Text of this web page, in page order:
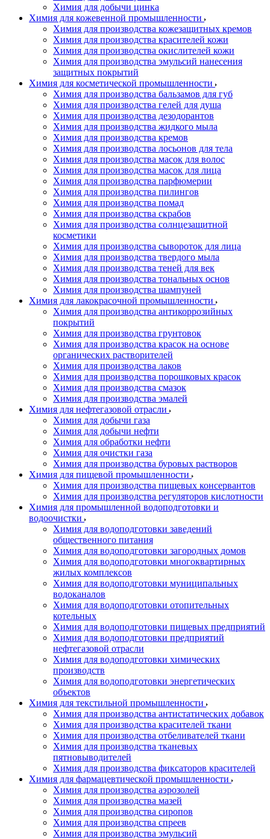
Химия для добычи цинка
Химия для кожевенной промышленности
Химия для производства кожезащитных кремов
Химия для производства красителей кожи
Химия для производства окислителей кожи
Химия для производства эмульсий нанесения
защитных покрытий
Химия для косметической промышленности
Химия для производства бальзамов для губ
Химия для производства гелей для душа
Химия для производства дезодорантов
Химия для производства жидкого мыла
Химия для производства кремов
Химия для производства лосьонов для тела
Химия для производства масок для волос
Химия для производства масок для лица
Химия для производства парфюмерии
Химия для производства пилингов
Химия для производства помад
Химия для производства скрабов
Химия для производства солнцезащитной
косметики
Химия для производства сывороток для лица
Химия для производства твердого мыла
Химия для производства теней для век
Химия для производства тональных основ
Химия для производства шампуней
Химия для лакокрасочной промышленности
Химия для производства антикоррозийных
покрытий
Химия для производства грунтовок
Химия для производства красок на основе
органических растворителей
Химия для производства лаков
Химия для производства порошковых красок
Химия для производства смазок
Химия для производства эмалей
Химия для нефтегазовой отрасли
Химия для добычи газа
Химия для добычи нефти
Химия для обработки нефти
Химия для очистки газа
Химия для производства буровых растворов
Химия для пищевой промышленности
Химия для производства пищевых консервантов
Химия для производства регуляторов кислотности
Химия для промышленной водоподготовки и
водоочистки
Химия для водоподготовки заведений
общественного питания
Химия для водоподготовки загородных домов
Химия для водоподготовки многоквартирных
жилых комплексов
Химия для водоподготовки муниципальных
водоканалов
Химия для водоподготовки отопительных
котельных
Химия для водоподготовки пищевых предприятий
Химия для водоподготовки предприятий
нефтегазовой отрасли
Химия для водоподготовки химических
производств
Химия для водоподготовки энергетических
объектов
Химия для текстильной промышленности
Химия для производства антистатических добавок
Химия для производства красителей ткани
Химия для производства отбеливателей ткани
Химия для производства тканевых
пятновыводителей
Химия для производства фиксаторов красителей
Химия для фармацевтической промышленности
Химия для производства аэрозолей
Химия для производства мазей
Химия для производства сиропов
Химия для производства спреев
Химия для производства эмульсий